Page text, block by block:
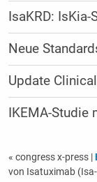
IsaKRD:
Neue
Update
IKEMA-Studie
« congress x-press |
von Isatuximab